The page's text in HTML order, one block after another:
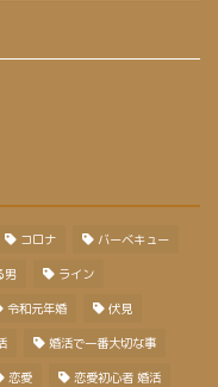
コロナ バーベキュー
男 ライン
令和元年婚 伏見
婚活で一番大切な事
恋愛 恋愛初心者 婚活